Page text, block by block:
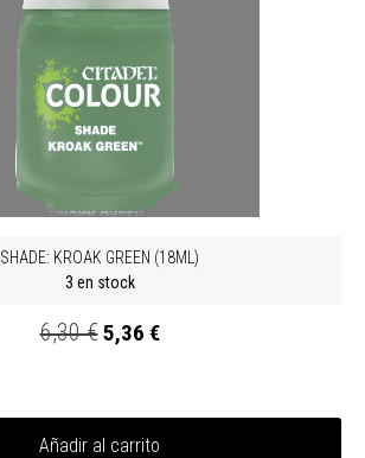
SHADE: KROAK GREEN (18ML)
3 en stock
6,30 €5,36 €
Añadir al carrito